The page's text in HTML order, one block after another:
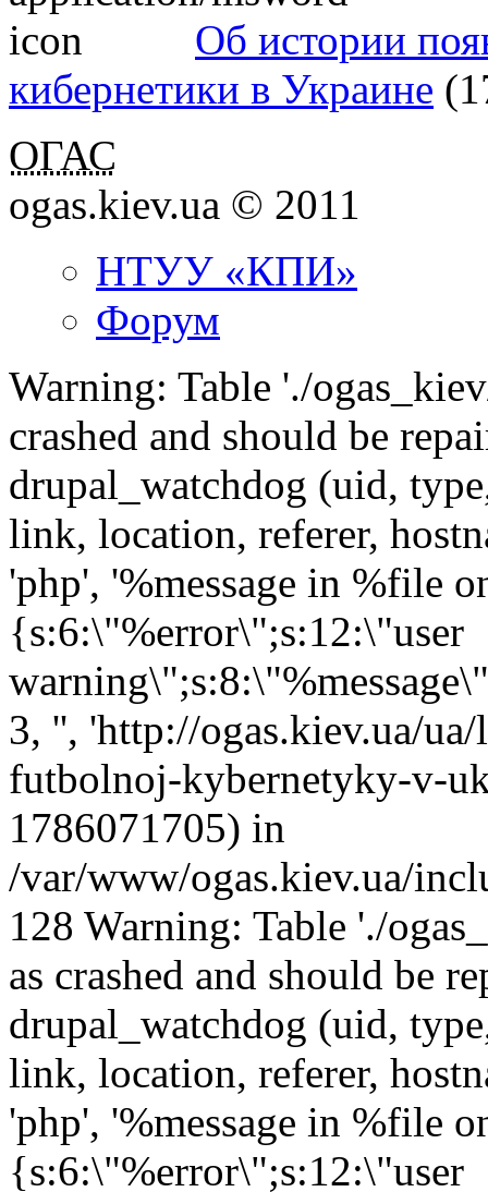
Об истории
кибернетики в Украине
ОГАС
ogas.kiev.ua © 2011
НТУУ «КПИ»
Форум
Warning: Table './
crashed and should be
drupal_watchdog (uid,
link, location, referer,
'php', '%message in %file
{s:6:\"%error\";s:12:\"user
3, '', 'http://ogas.kiev.ua/
futbolnoj-kybernetyky-v-
1786071705) in
/var/www/ogas.kiev.ua/
128 Warning: Table './
as crashed and should be
drupal_watchdog (uid,
link, location, referer,
'php', '%message in %file
{s:6:\"%error\";s:12:\"user